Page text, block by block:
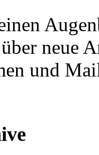
neue
und